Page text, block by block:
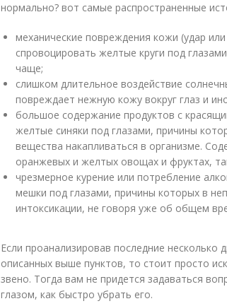
нормально? вот самые распространенные
механические повреждения кожи (удар
спровоцировать желтые круги под
чаще;
слишком длительное воздействие
повреждает нежную кожу вокруг глаз и
большое содержание продуктов с
желтые синяки под глазами, причины
вещества накапливаться в организме.
оранжевых и желтых овощах и фруктах,
чрезмерное курение или потребление
мешки под глазами, причины которых в
интоксикации, не говоря уже об общем
Если проанализировав последние
описанных выше пунктов, то стоит просто
звено. Тогда вам не придется задаваться
глазом, как быстро убрать его.